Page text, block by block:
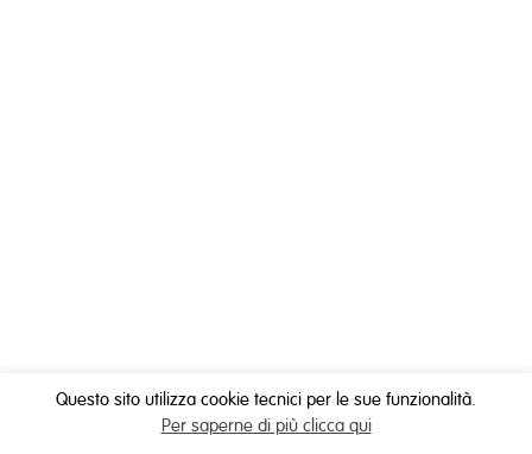
Questo sito utilizza cookie tecnici per le sue funzionalità.
Per saperne di più clicca qui